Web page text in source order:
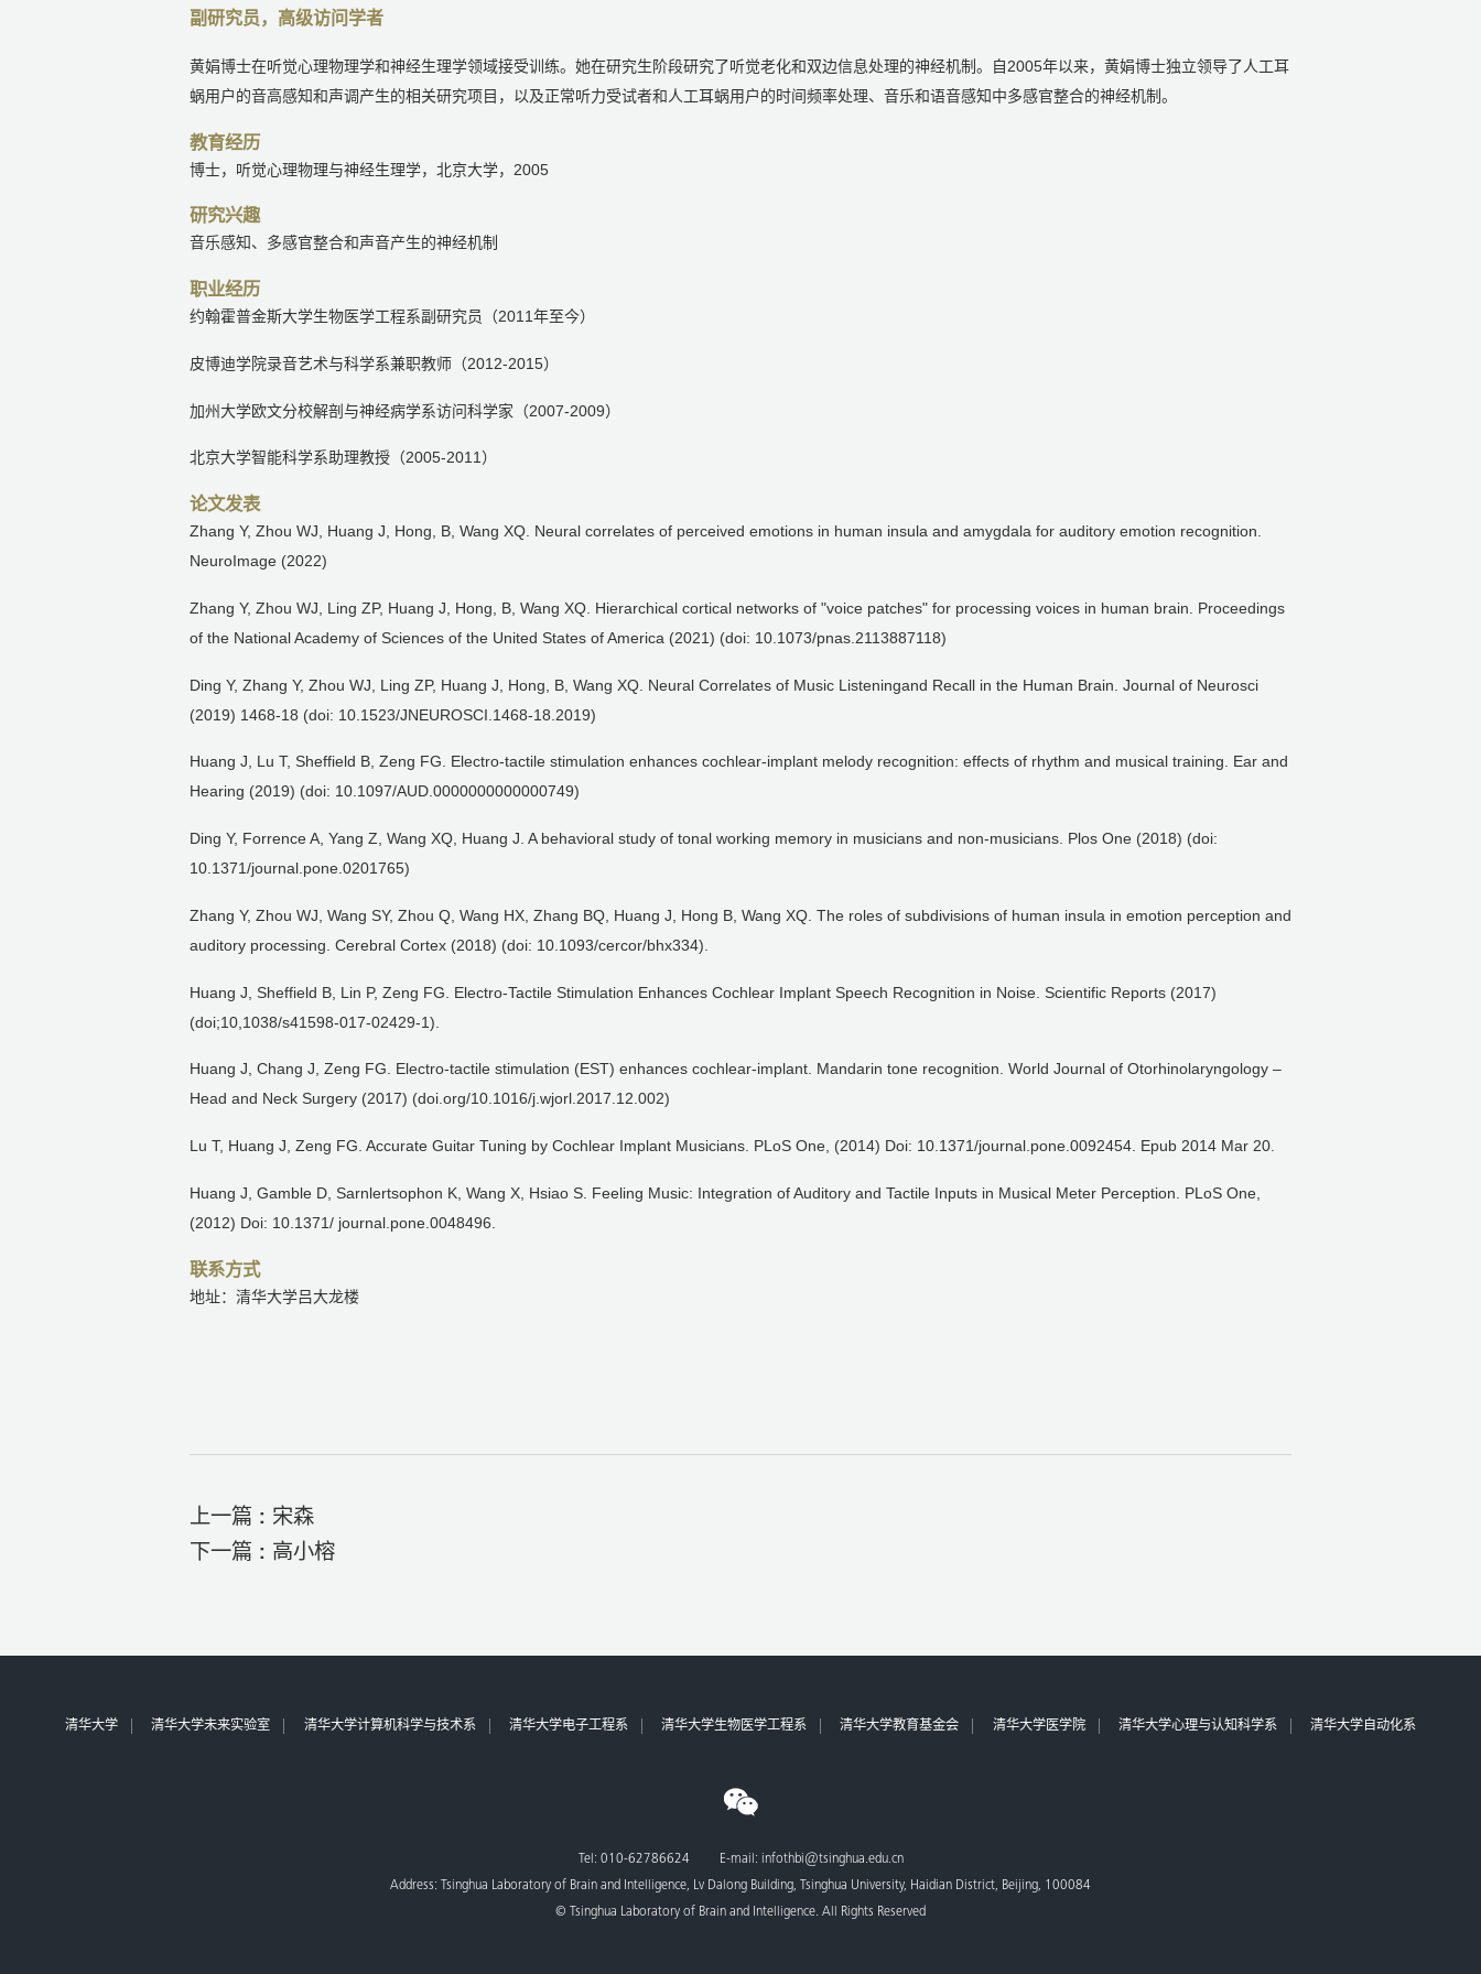
副研究员，高级访问学者
黄娟博士在听觉心理物理学和神经生理学领域接受训练。她在研究生阶段研究了听觉老化和双边信息处理的神经机制。自2005年以来，黄娟博士独立领导了人工耳
蜗用户的音高感知和声调产生的相关研究项目，以及正常听力受试者和人工耳蜗用户的时间频率处理、音乐和语音感知中多感官整合的神经机制。
教育经历
博士，听觉心理物理与神经生理学，北京大学，2005
研究兴趣
音乐感知、多感官整合和声音产生的神经机制
职业经历
约翰霍普金斯大学生物医学工程系副研究员（2011年至今）
皮博迪学院录音艺术与科学系兼职教师（2012-2015）
加州大学欧文分校解剖与神经病学系访问科学家（2007-2009）
北京大学智能科学系助理教授（2005-2011）
论文发表
Zhang Y, Zhou WJ, Huang J, Hong, B, Wang XQ. Neural correlates of perceived emotions in human insula and amygdala for auditory emotion recognition.
NeuroImage (2022)
Zhang Y, Zhou WJ, Ling ZP, Huang J, Hong, B, Wang XQ. Hierarchical cortical networks of "voice patches" for processing voices in human brain. Proceedings
of the National Academy of Sciences of the United States of America (2021) (doi: 10.1073/pnas.2113887118)
Ding Y, Zhang Y, Zhou WJ, Ling ZP, Huang J, Hong, B, Wang XQ. Neural Correlates of Music Listeningand Recall in the Human Brain. Journal of Neurosci
(2019) 1468-18 (doi: 10.1523/JNEUROSCI.1468-18.2019)
Huang J, Lu T, Sheffield B, Zeng FG. Electro-tactile stimulation enhances cochlear-implant melody recognition: effects of rhythm and musical training. Ear and
Hearing (2019) (doi: 10.1097/AUD.0000000000000749)
Ding Y, Forrence A, Yang Z, Wang XQ, Huang J. A behavioral study of tonal working memory in musicians and non-musicians. Plos One (2018) (doi:
10.1371/journal.pone.0201765)
Zhang Y, Zhou WJ, Wang SY, Zhou Q, Wang HX, Zhang BQ, Huang J, Hong B, Wang XQ. The roles of subdivisions of human insula in emotion perception and
auditory processing. Cerebral Cortex (2018) (doi: 10.1093/cercor/bhx334).
Huang J, Sheffield B, Lin P, Zeng FG. Electro-Tactile Stimulation Enhances Cochlear Implant Speech Recognition in Noise. Scientific Reports (2017)
(doi;10,1038/s41598-017-02429-1).
Huang J, Chang J, Zeng FG. Electro-tactile stimulation (EST) enhances cochlear-implant. Mandarin tone recognition. World Journal of Otorhinolaryngology –
Head and Neck Surgery (2017) (doi.org/10.1016/j.wjorl.2017.12.002)
Lu T, Huang J, Zeng FG. Accurate Guitar Tuning by Cochlear Implant Musicians. PLoS One, (2014) Doi: 10.1371/journal.pone.0092454. Epub 2014 Mar 20.
Huang J, Gamble D, Sarnlertsophon K, Wang X, Hsiao S. Feeling Music: Integration of Auditory and Tactile Inputs in Musical Meter Perception. PLoS One,
(2012) Doi: 10.1371/ journal.pone.0048496.
联系方式
地址：清华大学吕大龙楼
上一篇 : 宋森
下一篇 : 高小榕
清华大学 清华大学未来实验室 清华大学计算机科学与技术系 清华大学电子工程系 清华大学生物医学工程系 清华大学教育基金会 清华大学医学院 清华大学心理与认知科学系 清华大学自动化系
Tel: 010-62786624 E-mail: infothbi@tsinghua.edu.cn
Address: Tsinghua Laboratory of Brain and Intelligence, Lv Dalong Building, Tsinghua University, Haidian District, Beijing, 100084
© Tsinghua Laboratory of Brain and Intelligence. All Rights Reserved